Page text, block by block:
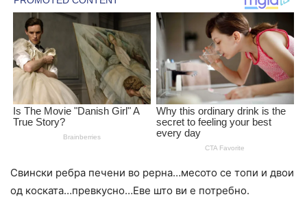
Свински ребра печени во рерна…месото се топи и двои
од коската…превкусно…Еве што ви е потребно.